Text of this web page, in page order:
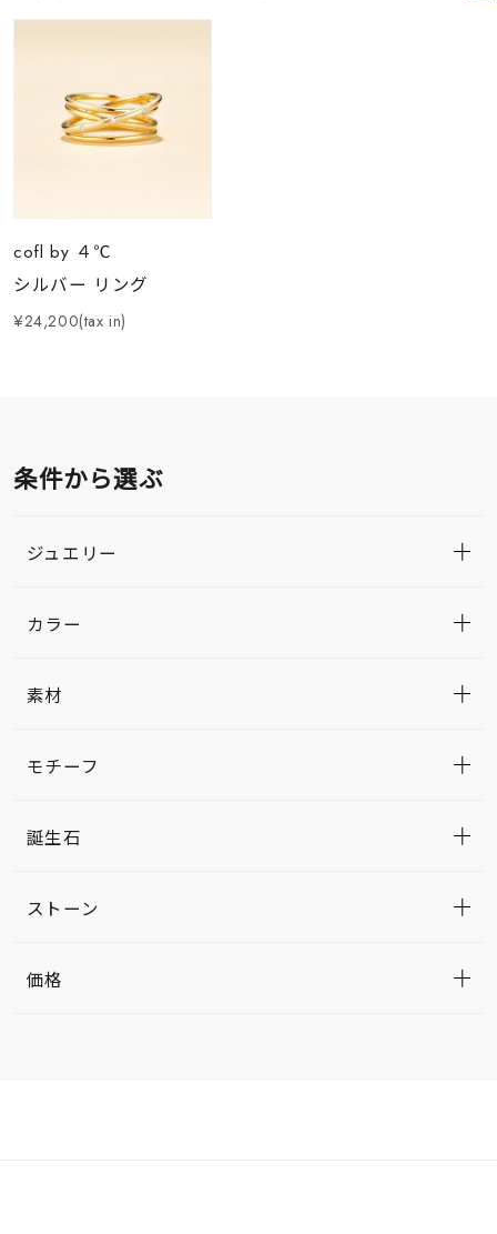
cofl by ４℃
シルバー リング
¥24,200(tax in)
条件から選ぶ
ジュエリー
カラー
素材
モチーフ
誕生石
ストーン
価格